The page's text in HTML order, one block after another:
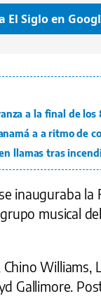
El Siglo en
a la final de los
a a ritmo de
llamas tras
inauguraba la
musical
Williams,
Gallimore.